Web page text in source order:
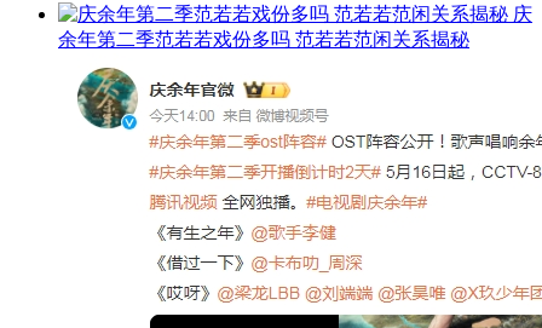
庆
余年第二季范若若戏份多吗 范若若范闲关系揭秘